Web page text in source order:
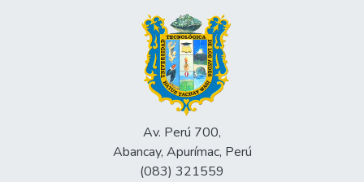
Av. Perú 700,
Abancay, Apurímac, Perú
(083) 321559